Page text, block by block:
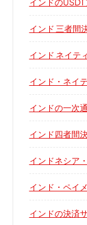
インド 三者間
インド ネイテ
インド・ネイ
インドの一次
インド四者間
インドネシア
インド・ペイ
インドの決済